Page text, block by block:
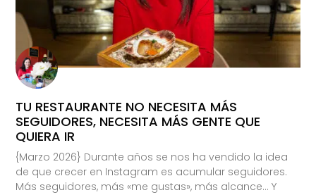
TU RESTAURANTE NO NECESITA MÁS
SEGUIDORES, NECESITA MÁS GENTE QUE
QUIERA IR
{Marzo 2026} Durante años se nos ha vendido la idea
de que crecer en Instagram es acumular seguidores.
Más seguidores, más «me gustas», más alcance… Y